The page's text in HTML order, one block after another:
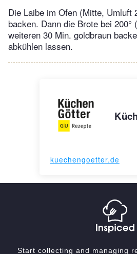
Die Laibe im Ofen (Mitte, Umluft
backen. Dann die Brote bei 200°
weiteren 30 Min. goldbraun
abkühlen lassen.
kuechengoetter.de
Start collecting and managing